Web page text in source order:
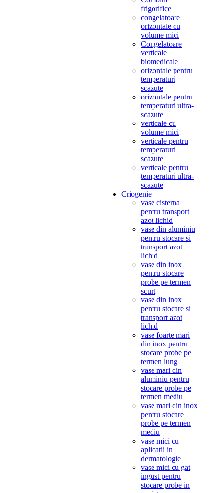
frigorifice
congelatoare
orizontale cu
volume mici
Congelatoare
verticale
biomedicale
orizontale pentru
temperaturi
scazute
orizontale pentru
temperaturi ultra-
scazute
verticale cu
volume mici
verticale pentru
temperaturi
scazute
verticale pentru
temperaturi ultra-
scazute
Criogenie
vase cisterna
pentru transport
azot lichid
vase din aluminiu
pentru stocare si
transport azot
lichid
vase din inox
pentru stocare
probe pe termen
scurt
vase din inox
pentru stocare si
transport azot
lichid
vase foarte mari
din inox pentru
stocare probe pe
termen lung
vase mari din
aluminiu pentru
stocare probe pe
termen mediu
vase mari din inox
pentru stocare
probe pe termen
mediu
vase mici cu
aplicatii in
dermatologie
vase mici cu gat
ingust pentru
stocare probe in